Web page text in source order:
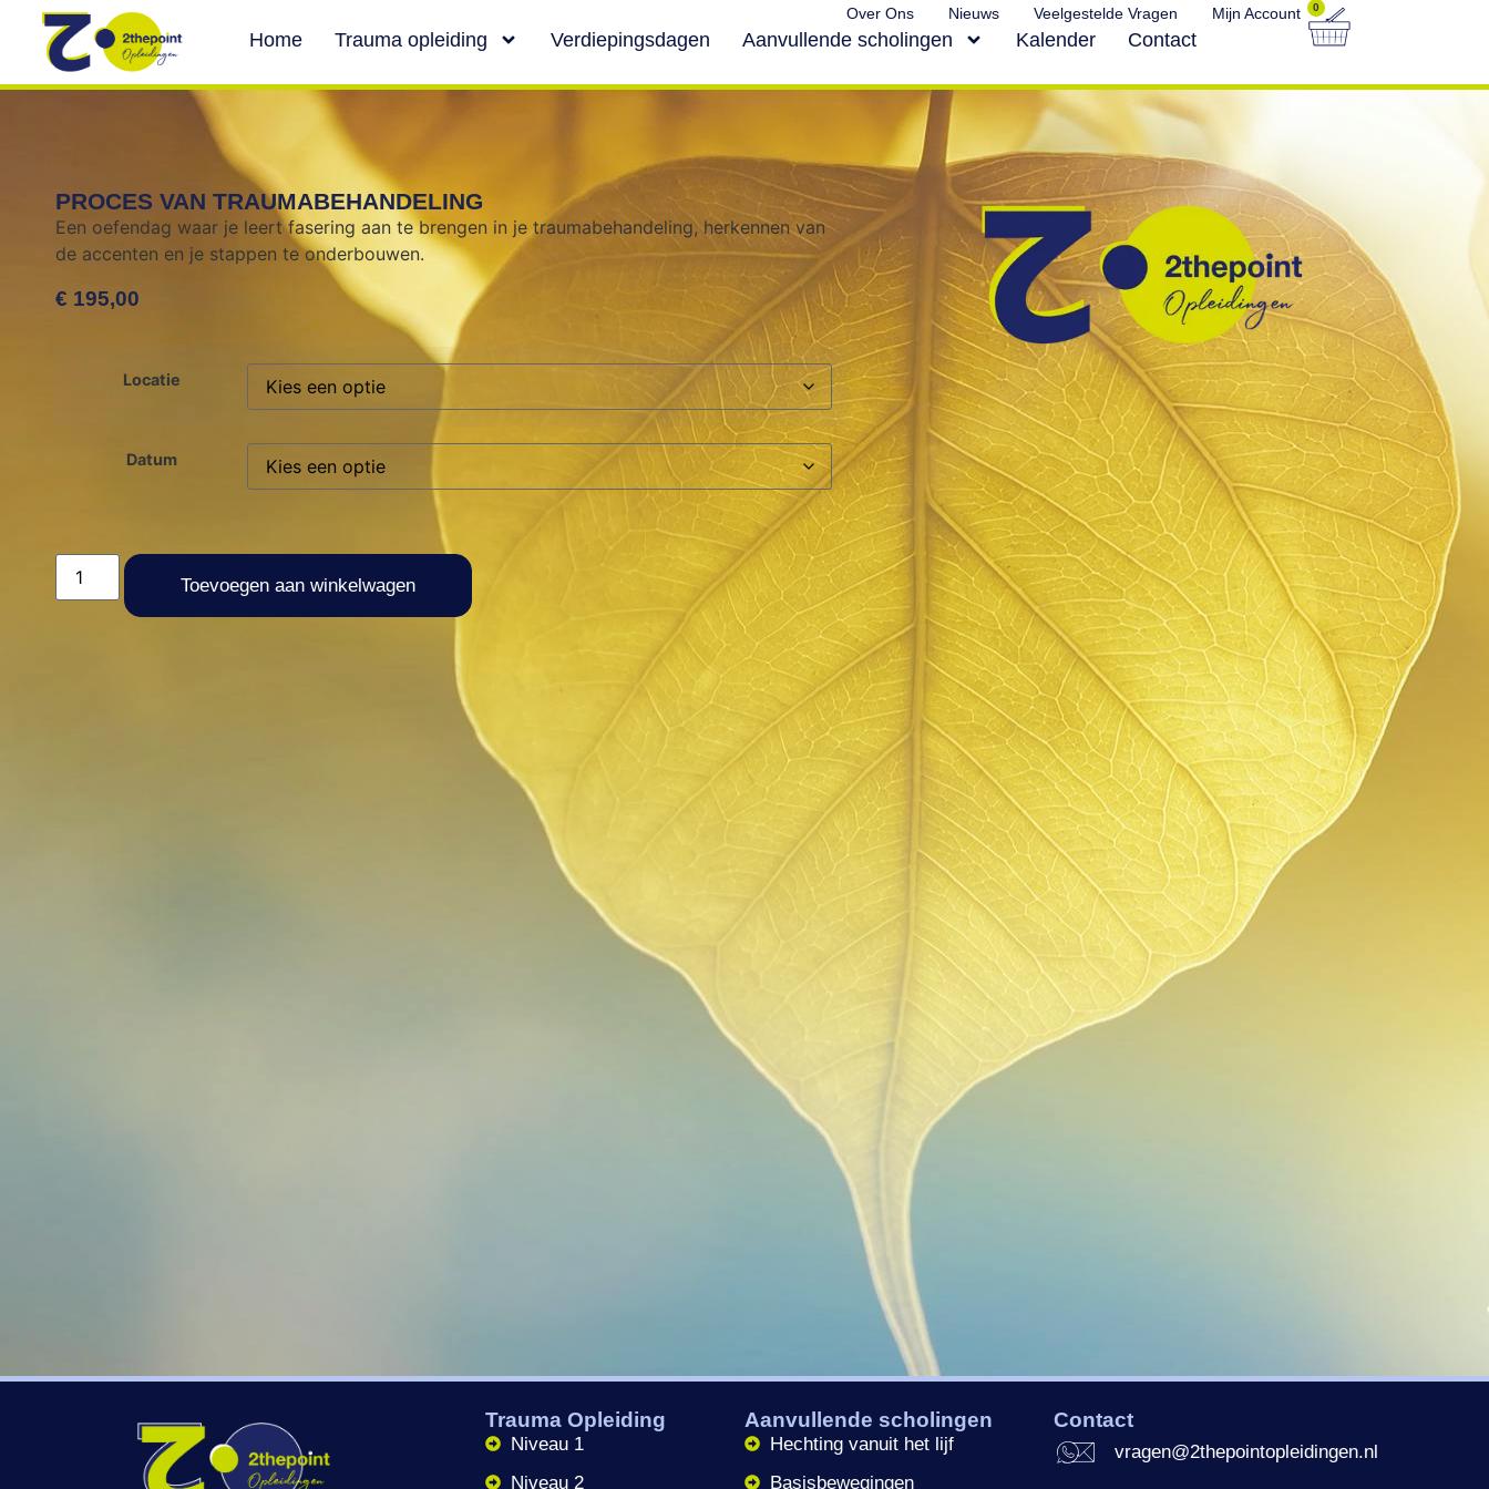
Over Ons Nieuws Veelgestelde Vragen Mijn Account
Home Trauma opleiding Verdiepingsdagen Aanvullende scholingen Kalender Contact
0
PROCES VAN TRAUMABEHANDELING
Een oefendag waar je leert fasering aan te brengen in je traumabehandeling, herkennen van
de accenten en je stappen te onderbouwen.
€ 195,00
Locatie
Datum
Toevoegen aan winkelwagen
Trauma Opleiding
Niveau 1
Niveau 2
Aanvullende scholingen
Hechting vanuit het lijf
Basisbewegingen
Contact
vragen@2thepointopleidingen.nl